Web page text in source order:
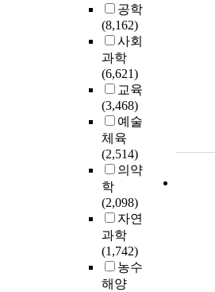
공학
(8,162)
사회
과학
(6,621)
교육
(3,468)
예술
체육
(2,514)
의약
학
(2,098)
자연
과학
(1,742)
농수
해양